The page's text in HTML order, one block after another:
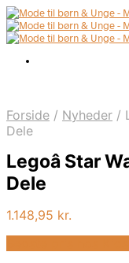
Forside / Nyheder /
Dele
Legoâ Star
Dele
1.148,95 kr.